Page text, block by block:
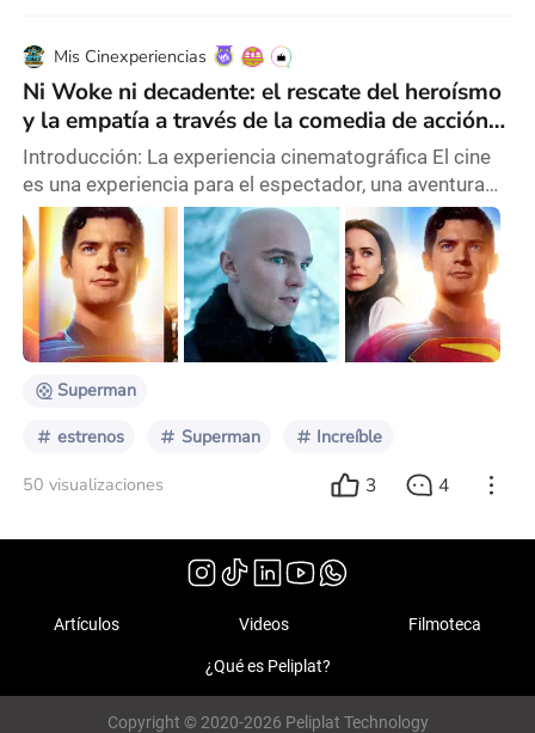
Mis Cinexperiencias
Ni Woke ni decadente: el rescate del heroísmo
y la empatía a través de la comedia de acción
en el Superman de James Gunn
Introducción: La experiencia cinematográfica El cine
es una experiencia para el espectador, una aventura
para sus realizadores y un mercado para sus
financiadores. El producto final que aparece, ya sea en
la pantalla chica o grande, es el equilibrio entre estos
aspectos. Esta oposición de realidades es la que
define el rumbo de la obra cinematográfica, y su
equilibrio y encuentro puede darse de ma
Superman
estrenos Superman Increíble
50 visualizaciones 3 4
Artículos Videos Filmoteca
¿Qué es Peliplat?
Copyright © 2020-2026 Peliplat Technology